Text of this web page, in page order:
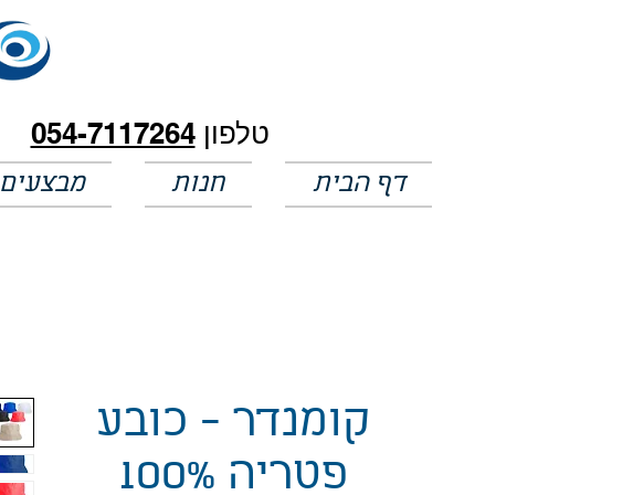
טלפון054-7117264
דף הבית חנות מבצעים
קומנדר - כובע
פטריה 100%